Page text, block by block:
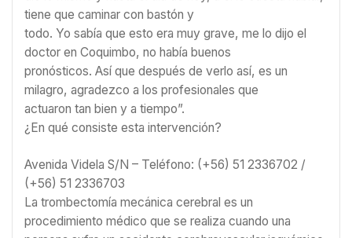
tiene que caminar con bastón y
todo. Yo sabía que esto era muy grave, me lo dijo el
doctor en Coquimbo, no había buenos
pronósticos. Así que después de verlo así, es un
milagro, agradezco a los profesionales que
actuaron tan bien y a tiempo”.
¿En qué consiste esta intervención?
Avenida Videla S/N – Teléfono: (+56) 51 2336702 /
(+56) 51 2336703
La trombectomía mecánica cerebral es un
procedimiento médico que se realiza cuando una